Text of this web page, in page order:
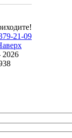
21-09